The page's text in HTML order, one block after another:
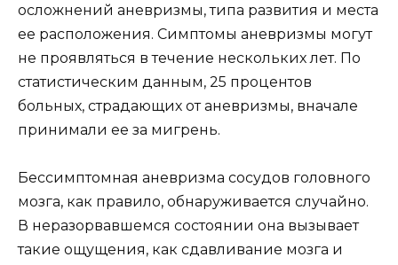
осложнений аневризмы, типа развития и места
ее расположения. Симптомы аневризмы могут
не проявляться в течение нескольких лет. По
статистическим данным, 25 процентов
больных, страдающих от аневризмы, вначале
принимали ее за мигрень.
Бессимптомная аневризма сосудов головного
мозга, как правило, обнаруживается случайно.
В неразорвавшемся состоянии она вызывает
такие ощущения, как сдавливание мозга и